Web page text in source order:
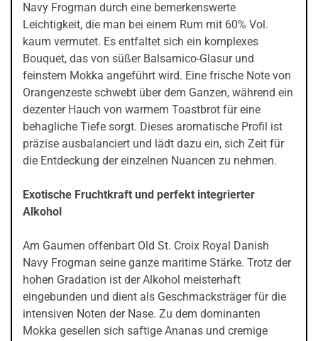
Navy Frogman durch eine bemerkenswerte
Leichtigkeit, die man bei einem Rum mit 60% Vol.
kaum vermutet. Es entfaltet sich ein komplexes
Bouquet, das von süßer Balsamico-Glasur und
feinstem Mokka angeführt wird. Eine frische Note von
Orangenzeste schwebt über dem Ganzen, während ein
dezenter Hauch von warmem Toastbrot für eine
behagliche Tiefe sorgt. Dieses aromatische Profil ist
präzise ausbalanciert und lädt dazu ein, sich Zeit für
die Entdeckung der einzelnen Nuancen zu nehmen.
Exotische Fruchtkraft und perfekt integrierter
Alkohol
Am Gaumen offenbart Old St. Croix Royal Danish
Navy Frogman seine ganze maritime Stärke. Trotz der
hohen Gradation ist der Alkohol meisterhaft
eingebunden und dient als Geschmacksträger für die
intensiven Noten der Nase. Zu dem dominanten
Mokka gesellen sich saftige Ananas und cremige